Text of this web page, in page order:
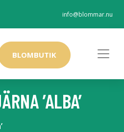
info@blommar.nu
BLOMBUTIK
’ALBA’